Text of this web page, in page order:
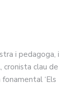
i pedagoga, i
cronista clau de
‘Els